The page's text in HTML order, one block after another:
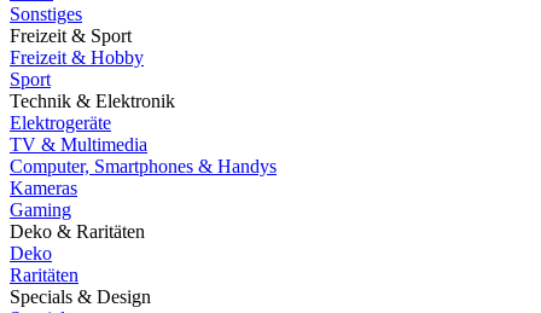
Sonstiges
Freizeit & Sport
Freizeit & Hobby
Sport
Technik & Elektronik
Elektrogeräte
TV & Multimedia
Computer, Smartphones & Handys
Kameras
Gaming
Deko & Raritäten
Deko
Raritäten
Specials & Design